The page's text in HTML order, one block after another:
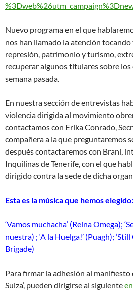
Nuevo programa en el que
nos han llamado la atención
represión, patrimonio y turismo,
recuperar algunos titulares sobre
semana pasada.
En nuestra sección de entrevistas
violencia dirigida al movimiento
contactamos con Erika Conrado,
compañera a la que preguntaremos
después contactaremos con Brani,
Inquilinas de Tenerife, con el que
dirigido contra la sede de dicha
Esta es la música que hemos elegido:
‘Vamos muchacha’ (Reina Omega);
nuestra) ; ‘A la Huelga!’ (Puagh);
Brigade)
Para firmar la adhesión al manifiesto
Suiza’, pueden dirigirse al siguiente